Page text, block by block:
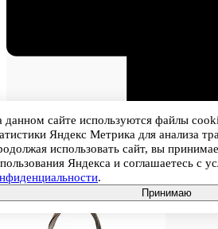
В корзину
данном сайте используются файлы
Яндекс Метрика для анализа
использовать сайт, вы
Яндекса и соглашаетесь с
.
Принимаю